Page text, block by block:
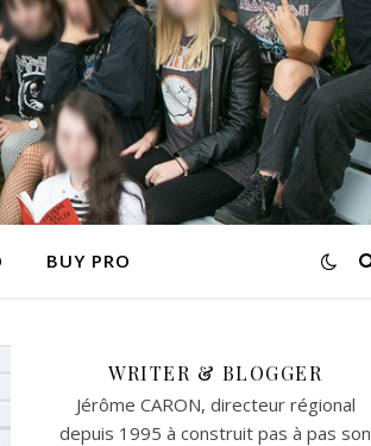
BUY PRO
WRITER & BLOGGER
Jérôme CARON, directeur régional
depuis 1995 à construit pas à pas son